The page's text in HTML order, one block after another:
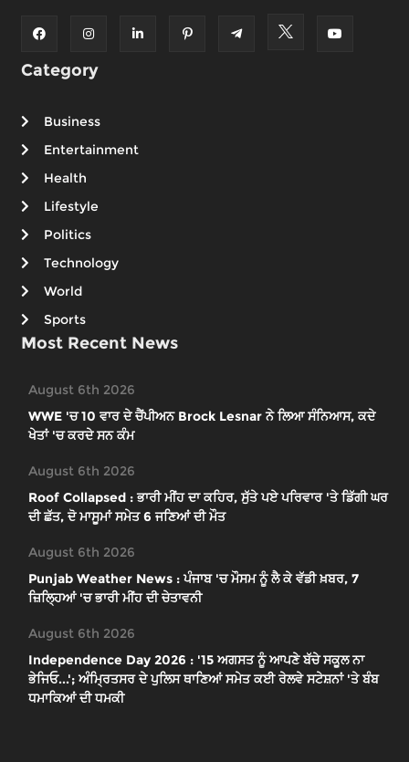
Category
Business
Entertainment
Health
Lifestyle
Politics
Technology
World
Sports
Most Recent News
August 6th 2026
WWE 'ਚ 10 ਵਾਰ ਦੇ ਚੈਂਪੀਅਨ Brock Lesnar ਨੇ ਲਿਆ ਸੰਨਿਆਸ, ਕਦੇ
ਖੇਤਾਂ 'ਚ ਕਰਦੇ ਸਨ ਕੰਮ
August 6th 2026
Roof Collapsed : ਭਾਰੀ ਮੀਂਹ ਦਾ ਕਹਿਰ, ਸੁੱਤੇ ਪਏ ਪਰਿਵਾਰ 'ਤੇ ਡਿੱਗੀ ਘਰ
ਦੀ ਛੱਤ, ਦੋ ਮਾਸੂਮਾਂ ਸਮੇਤ 6 ਜਣਿਆਂ ਦੀ ਮੌਤ
August 6th 2026
Punjab Weather News : ਪੰਜਾਬ 'ਚ ਮੌਸਮ ਨੂੰ ਲੈ ਕੇ ਵੱਡੀ ਖ਼ਬਰ, 7
ਜ਼ਿਲ੍ਹਿਆਂ 'ਚ ਭਾਰੀ ਮੀਂਹ ਦੀ ਚੇਤਾਵਨੀ
August 6th 2026
Independence Day 2026 : '15 ਅਗਸਤ ਨੂੰ ਆਪਣੇ ਬੱਚੇ ਸਕੂਲ ਨਾ
ਭੇਜਿਓ...'; ਅੰਮ੍ਰਿਤਸਰ ਦੇ ਪੁਲਿਸ ਥਾਣਿਆਂ ਸਮੇਤ ਕਈ ਰੇਲਵੇ ਸਟੇਸ਼ਨਾਂ 'ਤੇ ਬੰਬ
ਧਮਾਕਿਆਂ ਦੀ ਧਮਕੀ